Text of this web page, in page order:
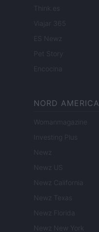
Think.es
Viajar 365
ES Newz
Pet Story
Encocina
NORD AMERICA
Womanmagazine
Investing Plus
Newz
Newz US
Newz California
Newz Texas
Newz Florida
Newz New York